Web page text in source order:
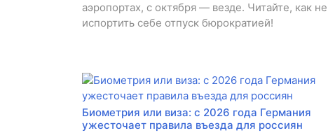
аэропортах, с октября — везде. Читайте, как не
испортить себе отпуск бюрократией!
Биометрия или виза: с 2026 года Германия
ужесточает правила въезда для россиян